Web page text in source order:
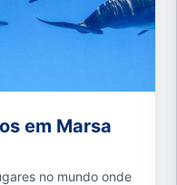
em Marsa
no mundo onde